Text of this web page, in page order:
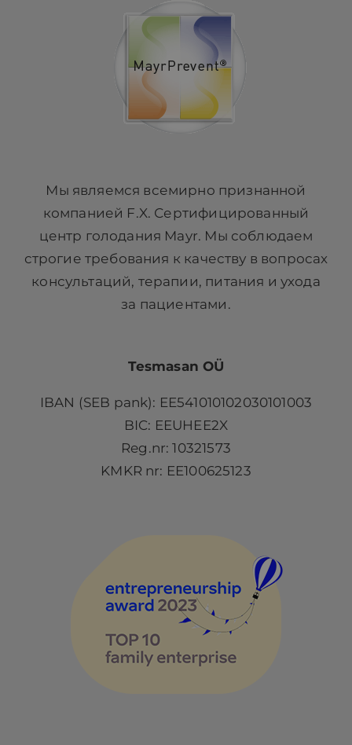
Мы являемся всемирно признанной
компанией F.X. Сертифицированный
центр голодания Mayr. Мы соблюдаем
строгие требования к качеству в вопросах
консультаций, терапии, питания и ухода
за пациентами.
Tesmasan OÜ
IBAN (SEB pank): EE541010102030101003
BIC: EEUHEE2X
Reg.nr: 10321573
KMKR nr: EE100625123